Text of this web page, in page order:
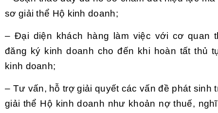
sơ giải thể Hộ kinh doanh;
– Đại diện khách hàng làm việc với cơ quan
đăng ký kinh doanh cho đến khi hoàn tất thủ
kinh doanh;
– Tư vấn, hỗ trợ giải quyết các vấn đề phát sinh
giải thể Hộ kinh doanh như khoản nợ thuế,